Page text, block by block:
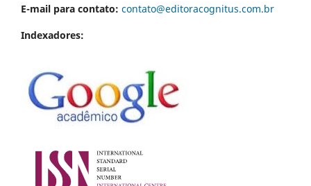
E-mail para contato: contato@editoracognitus.com.br
Indexadores: